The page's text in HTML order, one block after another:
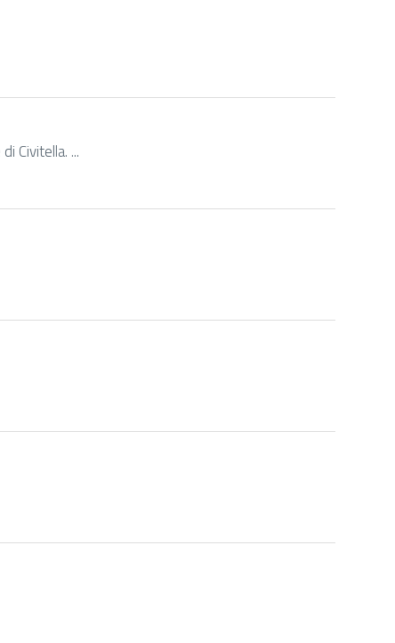
Civitella. ...